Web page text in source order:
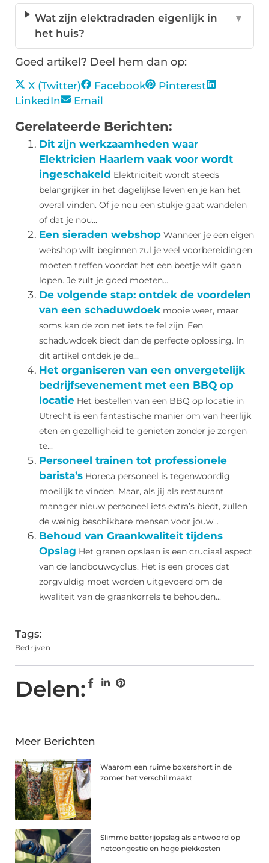
Wat zijn elektradraden eigenlijk in
het huis?
▼
Goed artikel? Deel hem dan op:
X (Twitter) Facebook
Pinterest
LinkedIn
Email
Gerelateerde Berichten:
Dit zijn werkzaamheden waar
Elektricien Haarlem vaak voor wordt
ingeschakeld Elektriciteit wordt steeds
belangrijker in het dagelijkse leven en je kan het
overal vinden. Of je nou een stukje gaat wandelen
of dat je nou...
Een sieraden webshop Wanneer je een eigen
webshop wilt beginnen zul je veel voorbereidingen
moeten treffen voordat het een beetje wilt gaan
lopen. Je zult je goed moeten...
De volgende stap: ontdek de voordelen
van een schaduwdoek mooie weer, maar
soms kan de zon net iets te fel zijn. Een
schaduwdoek biedt dan de perfecte oplossing. In
dit artikel ontdek je de...
Het organiseren van een onvergetelijk
bedrijfsevenement met een BBQ op
locatie Het bestellen van een BBQ op locatie in
Utrecht is een fantastische manier om van heerlijk
eten en gezelligheid te genieten zonder je zorgen
te...
Personeel trainen tot professionele
barista’s Horeca personeel is tegenwoordig
moeilijk te vinden. Maar, als jij als restaurant
manager nieuw personeel iets extra’s biedt, zullen
de weinig beschikbare mensen voor jouw...
Behoud van Graankwaliteit tijdens
Opslag Het granen opslaan is een cruciaal aspect
van de landbouwcyclus. Het is een proces dat
zorgvuldig moet worden uitgevoerd om de
kwaliteit van de graankorrels te behouden...
Tags:
Bedrijven
Delen:
Meer Berichten
Waarom een ruime boxershort in de
zomer het verschil maakt
Slimme batterijopslag als antwoord op
netcongestie en hoge piekkosten